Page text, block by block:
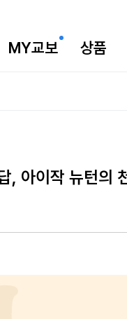
MY교보 상품
, 아이작 뉴턴의